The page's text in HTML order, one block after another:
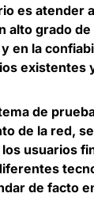
es atender
alto grado
en la
existentes
de
de la red,
usuarios
de facto